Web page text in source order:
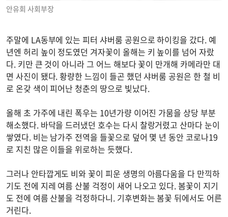
안유회 사회부장
주말에 LA동부에 있는 피터 샤버룸 공원으로 하이킹을 갔다. 예
년엔 허리 높이 정도였던 겨자꽃이 올해는 키 높이를 넘어 자랐
다. 키만 큰 것이 아니라 그 어느 해보다 꽃이 만개해 카메라만 대
면 사진이 됐다. 황량한 느낌이 들곤 했던 샤버룸 공원은 한 철 비
로 온갖 색이 피어난 청춘의 땅으로 빛났다.
올해 초 가주에 내린 폭우는 10년가량 이어진 가뭄을 상당 부분
해소했다. 바닥을 드러냈던 호수는 다시 찰랑거렸고 산마다 눈이
쌓였다. 비는 남가주 전역을 들꽃으로 덮어 몇 년 동안 코로나19
로 지친 많은 이들을 위로하는 듯했다.
그러나 안타깝게도 비와 꽃이 피운 생명의 아름다움을 다 만끽하
기도 전에 지레 여름 산불 걱정이 새어 나오고 있다. 봄꽃이 지기
도 전에 여름 산불을 걱정하다니. 기후변화는 봄꽃 뒤에서도 어른
거린다.